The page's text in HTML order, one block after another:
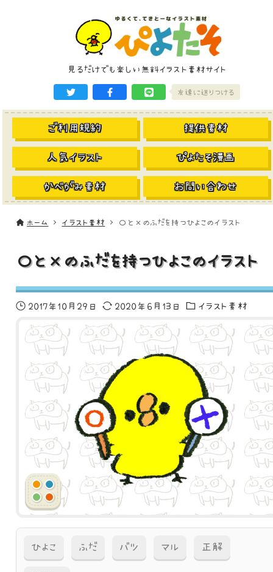
見るだけでも楽しい無料イラスト素材サイト
友達に送りつける
ご利用規約 提供素材
人気イラスト ぴよたそ漫画
かべがみ素材 お問い合わせ
ホーム イラスト素材 〇と×のふだを持つひよこのイラスト
〇と×のふだを持つひよこのイラスト
2017年10月29日 2020年6月13日 イラスト素材
ひよこ ふだ バツ マル 正解